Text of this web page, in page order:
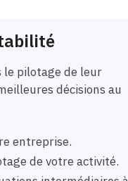
le pilotage de leur
décisions au
entreprise.
de votre activité.